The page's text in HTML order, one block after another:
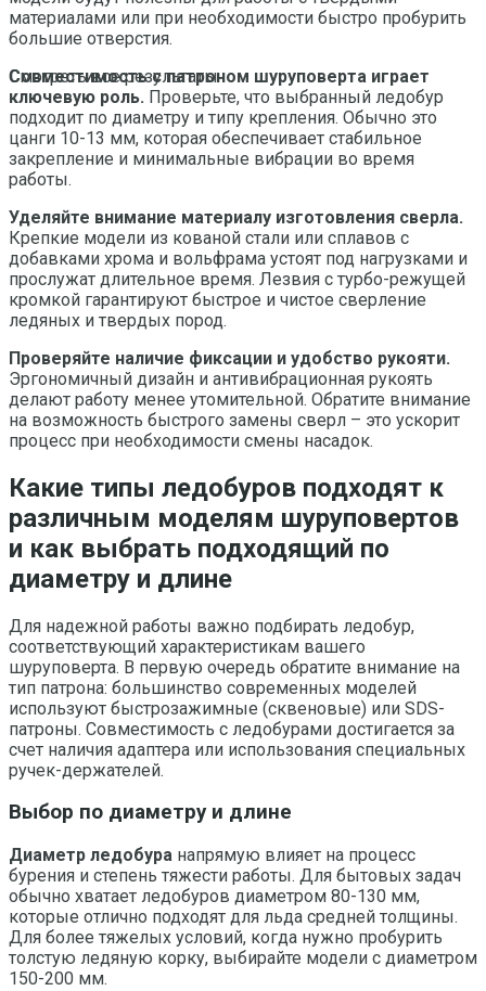
Смотреть все результаты
материалами или при необходимости быстро пробурить
большие отверстия.
Совместимость с патроном шуруповерта играет
ключевую роль. Проверьте, что выбранный ледобур
подходит по диаметру и типу крепления. Обычно это
цанги 10-13 мм, которая обеспечивает стабильное
закрепление и минимальные вибрации во время
работы.
Уделяйте внимание материалу изготовления сверла.
Крепкие модели из кованой стали или сплавов с
добавками хрома и вольфрама устоят под нагрузками и
прослужат длительное время. Лезвия с турбо-режущей
кромкой гарантируют быстрое и чистое сверление
ледяных и твердых пород.
Проверяйте наличие фиксации и удобство рукояти.
Эргономичный дизайн и антивибрационная рукоять
делают работу менее утомительной. Обратите внимание
на возможность быстрого замены сверл – это ускорит
процесс при необходимости смены насадок.
Какие типы ледобуров подходят к
различным моделям шуруповертов
и как выбрать подходящий по
диаметру и длине
Для надежной работы важно подбирать ледобур,
соответствующий характеристикам вашего
шуруповерта. В первую очередь обратите внимание на
тип патрона: большинство современных моделей
используют быстрозажимные (сквеновые) или SDS-
патроны. Совместимость с ледобурами достигается за
счет наличия адаптера или использования специальных
ручек-держателей.
Выбор по диаметру и длине
Диаметр ледобура напрямую влияет на процесс
бурения и степень тяжести работы. Для бытовых задач
обычно хватает ледобуров диаметром 80-130 мм,
которые отлично подходят для льда средней толщины.
Для более тяжелых условий, когда нужно пробурить
толстую ледяную корку, выбирайте модели с диаметром
150-200 мм.